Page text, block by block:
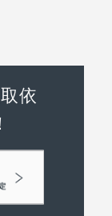
依